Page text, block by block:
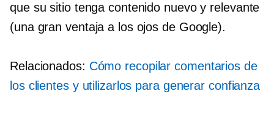
que su sitio tenga contenido nuevo y relevante
(una gran ventaja a los ojos de Google).
Relacionados: Cómo recopilar comentarios de
los clientes y utilizarlos para generar confianza